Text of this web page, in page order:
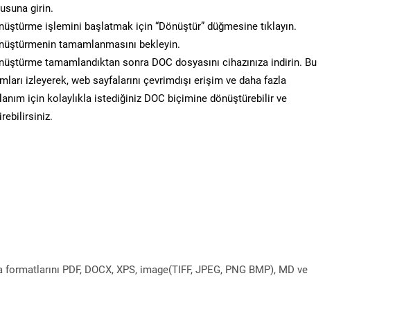
girin.
işlemini başlatmak için “Dönüştür” düğmesine tıklayın.
tamamlanmasını bekleyin.
tamamlandıktan sonra DOC dosyasını cihazınıza indirin. Bu
izleyerek, web sayfalarını çevrimdışı erişim ve daha fazla
için kolaylıkla istediğiniz DOC biçimine dönüştürebilir ve
PDF, DOCX, XPS, image(TIFF, JPEG, PNG BMP), MD ve